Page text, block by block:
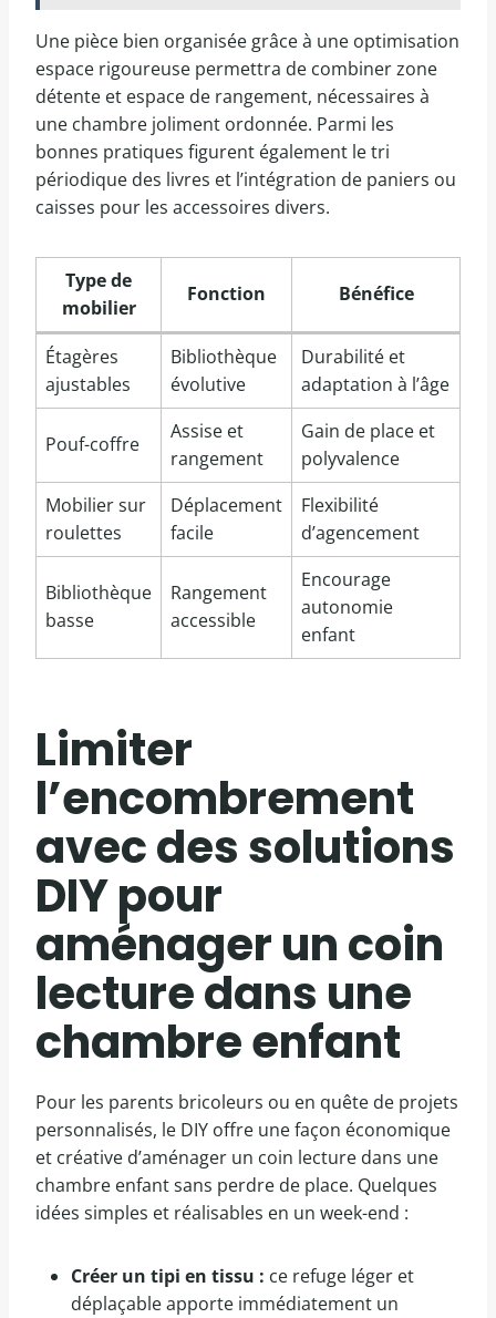
Une pièce bien organisée grâce à une optimisation
espace rigoureuse permettra de combiner zone
détente et espace de rangement, nécessaires à
une chambre joliment ordonnée. Parmi les
bonnes pratiques figurent également le tri
périodique des livres et l’intégration de paniers ou
caisses pour les accessoires divers.
Type de
mobilier
Fonction Bénéfice
Étagères
ajustables
Bibliothèque
évolutive
Durabilité et
adaptation à l’âge
Pouf-coffre
Assise et
rangement
Gain de place et
polyvalence
Mobilier sur
roulettes
Déplacement
facile
Flexibilité
d’agencement
Bibliothèque
basse
Rangement
accessible
Encourage
autonomie
enfant
Limiter
l’encombrement
avec des solutions
DIY pour
aménager un coin
lecture dans une
chambre enfant
Pour les parents bricoleurs ou en quête de projets
personnalisés, le DIY offre une façon économique
et créative d’aménager un coin lecture dans une
chambre enfant sans perdre de place. Quelques
idées simples et réalisables en un week-end :
Créer un tipi en tissu : ce refuge léger et
déplaçable apporte immédiatement un